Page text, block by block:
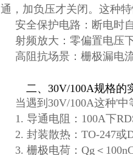
通，加负压才关闭。这种特
安全保护电路：断电时
射频放大：零偏置电压
高阻抗场景：栅极漏电
二、30V/100A规格的
当遇到30V/100A这种'中
1. 导通电阻 ： 100A下
2. 封装散热 ： TO-247或
3. 栅极电荷 ： Qg ＜